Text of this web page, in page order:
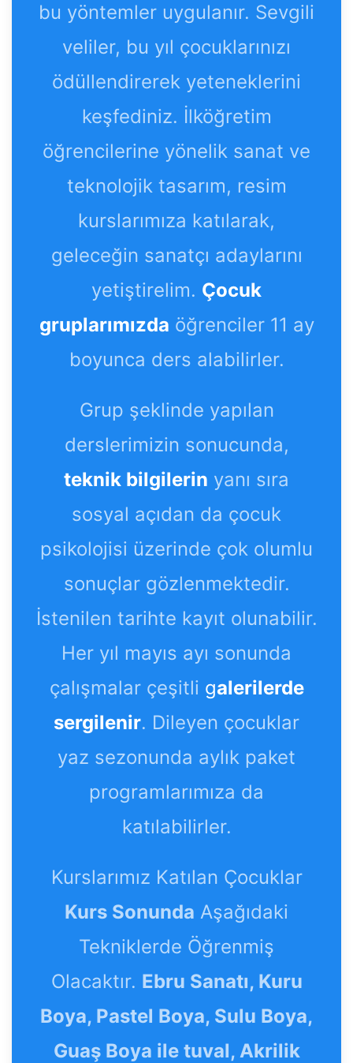
bu yöntemler uygulanır. Sevgili
veliler, bu yıl çocuklarınızı
ödüllendirerek yeteneklerini
keşfediniz. İlköğretim
öğrencilerine yönelik sanat ve
teknolojik tasarım, resim
kurslarımıza katılarak,
geleceğin sanatçı adaylarını
yetiştirelim. Çocuk
gruplarımızda öğrenciler 11 ay
boyunca ders alabilirler.
Grup şeklinde yapılan
derslerimizin sonucunda,
teknik bilgilerin yanı sıra
sosyal açıdan da çocuk
psikolojisi üzerinde çok olumlu
sonuçlar gözlenmektedir.
İstenilen tarihte kayıt olunabilir.
Her yıl mayıs ayı sonunda
çalışmalar çeşitli galerilerde
sergilenir. Dileyen çocuklar
yaz sezonunda aylık paket
programlarımıza da
katılabilirler.
Kurslarımız Katılan Çocuklar
Kurs Sonunda Aşağıdaki
Tekniklerde Öğrenmiş
Olacaktır. Ebru Sanatı, Kuru
Boya, Pastel Boya, Sulu Boya,
Guaş Boya ile tuval, Akrilik